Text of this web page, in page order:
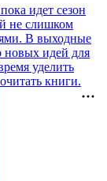
идет сезон
не слишком
В выходные
новых идей для
уделить
книги.